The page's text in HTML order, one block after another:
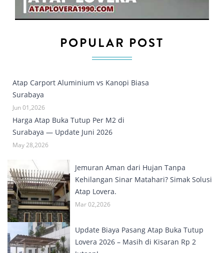
POPULAR POST
Atap Carport Aluminium vs Kanopi Biasa
Surabaya
Jun 01,2026
Harga Atap Buka Tutup Per M2 di
Surabaya — Update Juni 2026
May 28,2026
Jemuran Aman dari Hujan Tanpa
Kehilangan Sinar Matahari? Simak Solusi
Atap Lovera.
Mar 02,2026
Update Biaya Pasang Atap Buka Tutup
Lovera 2026 – Masih di Kisaran Rp 2